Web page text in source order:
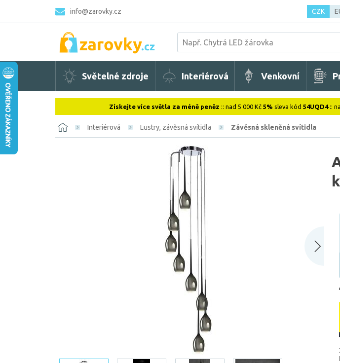
info@zarovky.cz CZK
Světelné zdroje Interiérová Venkovní
Získejte více světla za méně peněz :: nad 5 000 Kč 5% sleva kód 54UQD4::
Interiérová Lustry, závěsná svítidla Závěsná skleněná svítidla